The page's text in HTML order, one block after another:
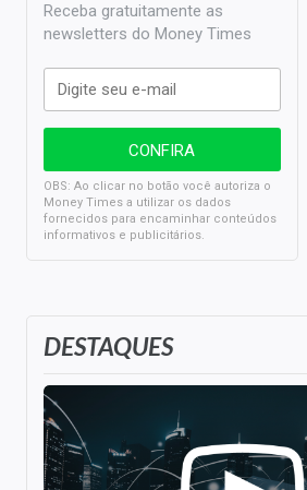
DESTAQUES
Receba gratuitamente as
newsletters do Money Times
OBS: Ao clicar no botão você autoriza o
Money Times a utilizar os dados
fornecidos para encaminhar conteúdos
informativos e publicitários.